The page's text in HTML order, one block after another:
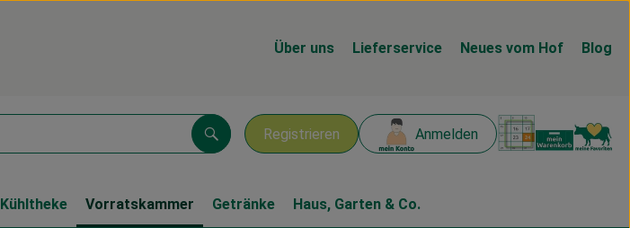
Über uns Lieferservice Neues vom Hof Blog
Registrieren Anmelden
Suchen
Kühltheke Vorratskammer Getränke Haus, Garten & Co.